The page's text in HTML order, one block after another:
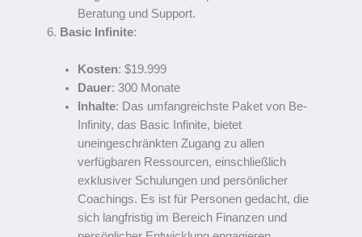
Beratung und Support.
Basic Infinite:
Kosten: $19.999
Dauer: 300 Monate
Inhalte: Das umfangreichste Paket von Be-
Infinity, das Basic Infinite, bietet
uneingeschränkten Zugang zu allen
verfügbaren Ressourcen, einschließlich
exklusiver Schulungen und persönlicher
Coachings. Es ist für Personen gedacht, die
sich langfristig im Bereich Finanzen und